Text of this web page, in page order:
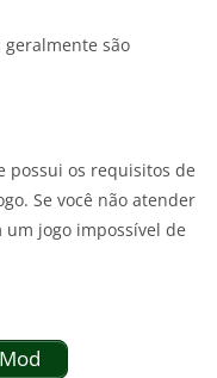
geralmente são
possui os requisitos de
Se você não atender
jogo impossível de